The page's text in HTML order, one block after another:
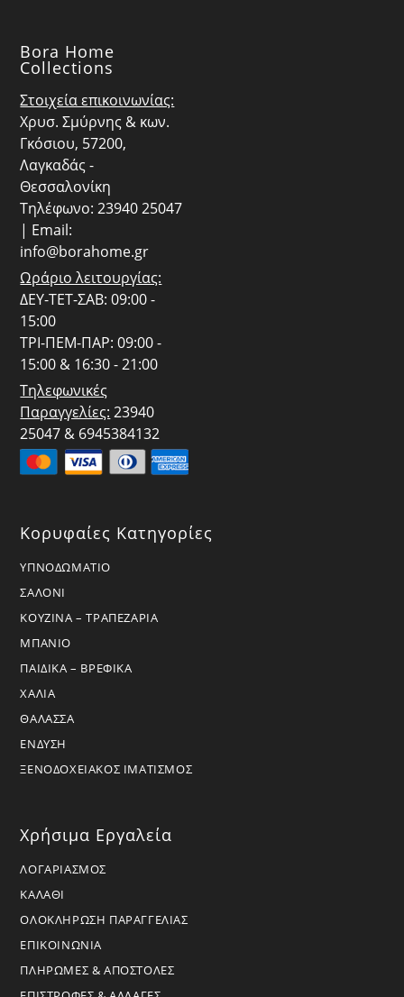
Bora Home
Collections
Στοιχεία επικοινωνίας:
Χρυσ. Σμύρνης & κων.
Γκόσιου, 57200,
Λαγκαδάς -
Θεσσαλονίκη
Τηλέφωνο: 23940 25047
| Email:
info@borahome.gr
Ωράριο λειτουργίας:
ΔΕΥ-ΤΕΤ-ΣΑΒ: 09:00 -
15:00
ΤΡΙ-ΠΕΜ-ΠΑΡ: 09:00 -
15:00 & 16:30 - 21:00
Τηλεφωνικές
Παραγγελίες: 23940
25047 & 6945384132
Κορυφαίες Κατηγορίες
ΥΠΝΟΔΩΜΑΤΙΟ
ΣΑΛΟΝΙ
ΚΟΥΖΙΝΑ – ΤΡΑΠΕΖΑΡΙΑ
ΜΠΑΝΙΟ
ΠΑΙΔΙΚΑ – ΒΡΕΦΙΚΑ
ΧΑΛΙΑ
ΘΑΛΑΣΣΑ
ΕΝΔΥΣΗ
ΞΕΝΟΔΟΧΕΙΑΚΟΣ ΙΜΑΤΙΣΜΟΣ
Χρήσιμα Εργαλεία
ΛΟΓΑΡΙΑΣΜΟΣ
ΚΑΛΑΘΙ
ΟΛΟΚΛΗΡΩΣΗ ΠΑΡΑΓΓΕΛΙΑΣ
ΕΠΙΚΟΙΝΩΝΙΑ
ΠΛΗΡΩΜΕΣ & ΑΠΟΣΤΟΛΕΣ